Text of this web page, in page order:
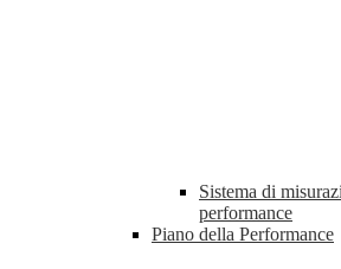
Sistema di
performance
Piano della Performance